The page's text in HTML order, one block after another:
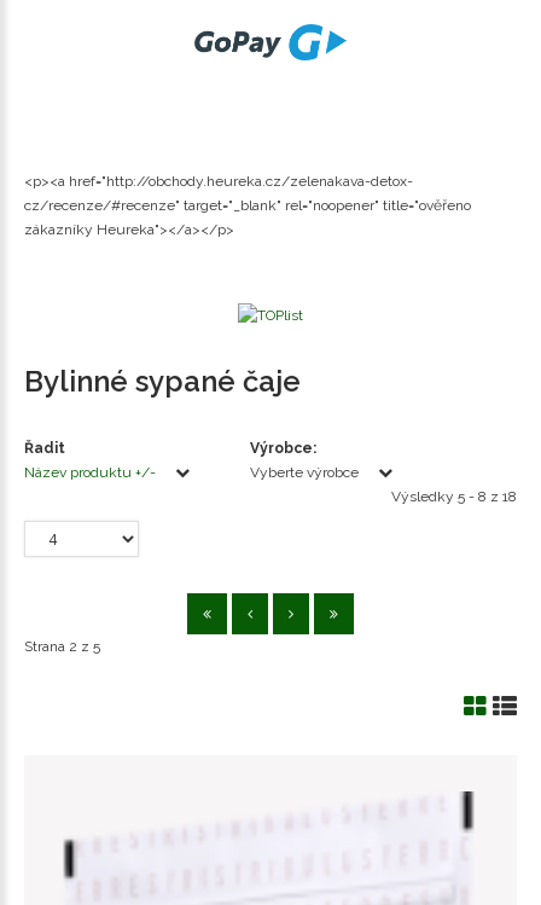
<p><a href="http://obchody.heureka.cz/zelenakava-detox-
cz/recenze/#recenze" target="_blank" rel="noopener" title="ověřeno
zákazníky Heureka"></a></p>
Bylinné sypané čaje
Řadit
Název produktu +/-
Výrobce:
Vyberte výrobce
Výsledky 5 - 8 z 18
Strana 2 z 5